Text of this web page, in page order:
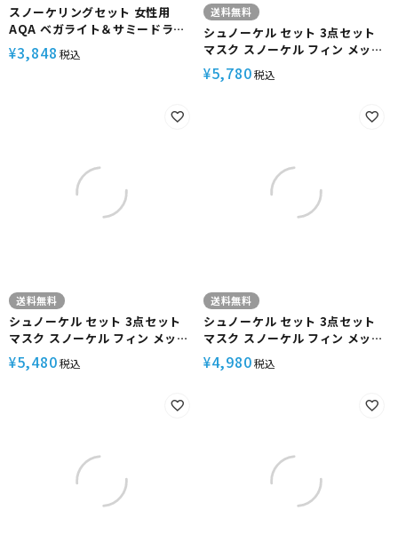
スノーケリングセット 女性用
AQA ベガライト＆サミードライ
スペシャル 2点セット KZ-
9077N レディース
¥3,848 税込
送料無料
シュノーケル セット 3点セット
マスク スノーケル フィン メッシ
ュバッグ付 【noah2-kokua+-
kanaloa】 HeleiWaho ヘレイ
ノーケリング 海水浴 ビーチアイ
¥5,780税込
送料無料
シュノーケル セット 3点セット
マスク スノーケル フィン メッシ
ュバッグ付 【kalama+2set-
kanaloa】 HeleiWaho ヘレイ
ノーケリング 海水浴 ビーチアイ
¥5,480税込
送料無料
シュノーケル セット 3点セット
マスク スノーケル フィン メッシ
ュバッグ付 【noah2-kokua+-
aulii2】 HeleiWaho ヘレイワ
ーケリング 海水浴 ビーチアイテ
¥4,980税込